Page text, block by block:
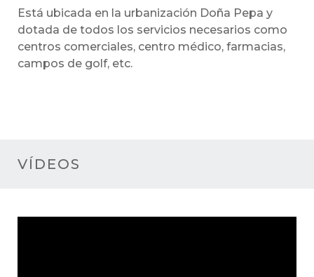
Está ubicada en la urbanización Doña Pepa y
dotada de todos los servicios necesarios como
centros comerciales, centro médico, farmacias,
campos de golf, etc.
VÍDEOS